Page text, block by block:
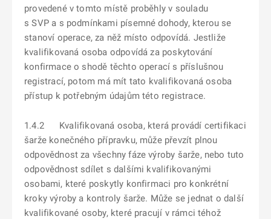
provedené v tomto místě proběhly v souladu
s SVP a s podmínkami písemné dohody, kterou se
stanoví operace, za něž místo odpovídá. Jestliže
kvalifikovaná osoba odpovídá za poskytování
konfirmace o shodě těchto operací s příslušnou
registrací, potom má mít tato kvalifikovaná osoba
přístup k potřebným údajům této registrace.
1.4.2 Kvalifikovaná osoba, která provádí certifikaci
šarže konečného přípravku, může převzít plnou
odpovědnost za všechny fáze výroby šarže, nebo tuto
odpovědnost sdílet s dalšími kvalifikovanými
osobami, které poskytly konfirmaci pro konkrétní
kroky výroby a kontroly šarže. Může se jednat o další
kvalifikované osoby, které pracují v rámci téhož